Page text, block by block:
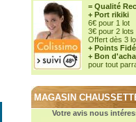
= Qualité
+ Port rikiki
6€ pour 1 lot
3€ pour 2 lots
Offert dès 3
+ Points
+ Bon
pour tout
MAGASIN
Votre avis nous